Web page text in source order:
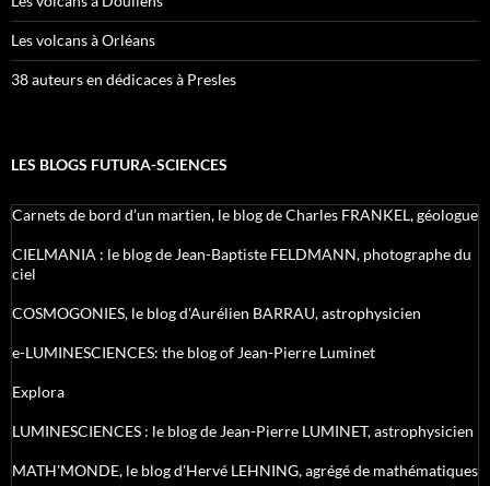
Les volcans à Orléans
38 auteurs en dédicaces à Presles
LES BLOGS FUTURA-SCIENCES
Carnets de bord d’un martien, le blog de Charles FRANKEL, géologue
CIELMANIA : le blog de Jean-Baptiste FELDMANN, photographe du
ciel
COSMOGONIES, le blog d'Aurélien BARRAU, astrophysicien
e-LUMINESCIENCES: the blog of Jean-Pierre Luminet
Explora
LUMINESCIENCES : le blog de Jean-Pierre LUMINET, astrophysicien
MATH'MONDE, le blog d'Hervé LEHNING, agrégé de mathématiques